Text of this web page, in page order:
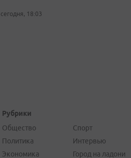
сегодня, 18:03
Рубрики
Общество
Политика
Экономика
Спорт
Интервью
Город на ладони